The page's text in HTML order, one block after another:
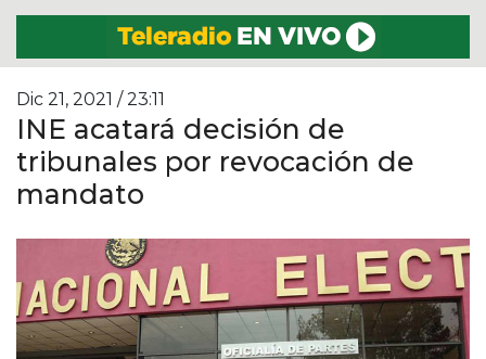
Dic 21, 2021 / 23:11
INE acatará decisión de
tribunales por revocación de
mandato